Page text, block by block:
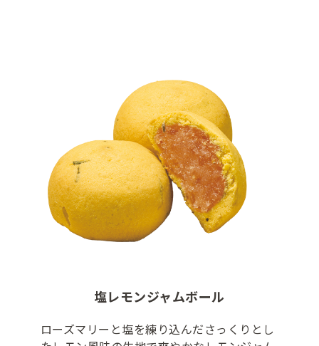
塩レモンジャムボール
ローズマリーと塩を練り込んださっくりとし